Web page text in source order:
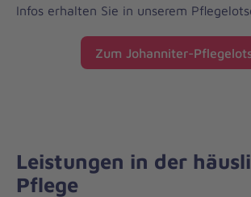
Infos erhalten Sie in unserem
Zum Johanniter-
Leistungen in der
Pflege